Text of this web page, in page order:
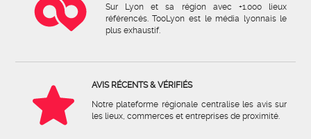
Sur Lyon et sa région avec +1.000 lieux
référencés. TooLyon est le média lyonnais le
plus exhaustif.
AVIS RÉCENTS & VÉRIFIÉS
Notre plateforme régionale centralise les avis sur
les lieux, commerces et entreprises de proximité.